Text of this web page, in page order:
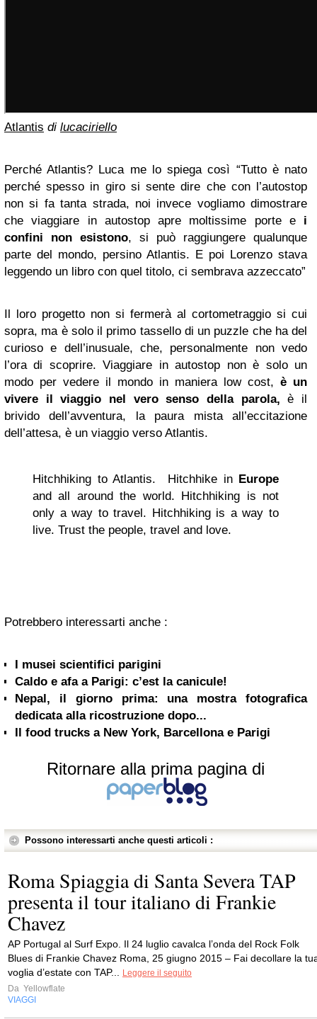
Atlantis di lucaciriello
Perché Atlantis? Luca me lo spiega così “Tutto è nato
perché spesso in giro si sente dire che con l’autostop
non si fa tanta strada, noi invece vogliamo dimostrare
che viaggiare in autostop apre moltissime porte ei
confini non esistono, si può raggiungere qualunque
parte del mondo, persino Atlantis. E poi Lorenzo stava
leggendo un libro con quel titolo, ci sembrava azzeccato”
Il loro progetto non si fermerà al cortometraggio si cui
sopra, ma è solo il primo tassello di un puzzle che ha del
curioso e dell’inusuale, che, personalmente non vedo
l’ora di scoprire. Viaggiare in autostop non è solo un
modo per vedere il mondo in maniera low cost, è un
vivere il viaggio nel vero senso della parola, è il
brivido dell’avventura, la paura mista all’eccitazione
dell’attesa, è un viaggio verso Atlantis.
Hitchhiking to Atlantis. Hitchhike in Europe
and all around the world. Hitchhiking is not
only a way to travel. Hitchhiking is a way to
live. Trust the people, travel and love.
Potrebbero interessarti anche :
I musei scientifici parigini
Caldo e afa a Parigi: c’est la canicule!
Nepal, il giorno prima: una mostra fotografica
dedicata alla ricostruzione dopo...
Il food trucks a New York, Barcellona e Parigi
Ritornare alla prima pagina di
Possono interessarti anche questi articoli :
Roma Spiaggia di Santa Severa TAP
presenta il tour italiano di Frankie
Chavez
AP Portugal al Surf Expo. Il 24 luglio cavalca l’onda del Rock Folk
Blues di Frankie Chavez Roma, 25 giugno 2015 – Fai decollare la
voglia d’estate con TAP... Leggere il seguito
Da Yellowflate
VIAGGI